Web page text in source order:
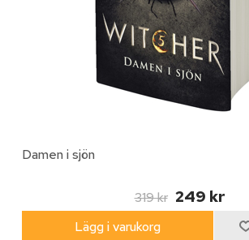
Damen i sjön
319 kr 249 kr